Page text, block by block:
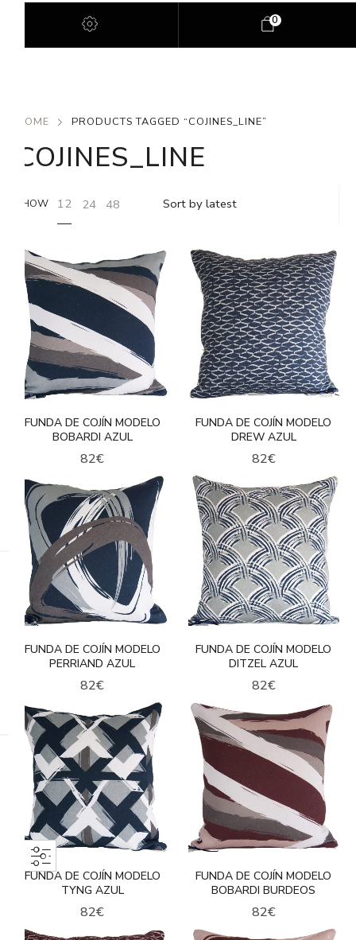
0
HOME PRODUCTS TAGGED “COJINES_LINE”
COJINES_LINE
SHOW 12 24 48
FUNDA DE COJÍN MODELO
BOBARDI AZUL
82€
FUNDA DE COJÍN MODELO
DREW AZUL
82€
FUNDA DE COJÍN MODELO
PERRIAND AZUL
82€
FUNDA DE COJÍN MODELO
DITZEL AZUL
82€
FUNDA DE COJÍN MODELO
TYNG AZUL
82€
FUNDA DE COJÍN MODELO
BOBARDI BURDEOS
82€